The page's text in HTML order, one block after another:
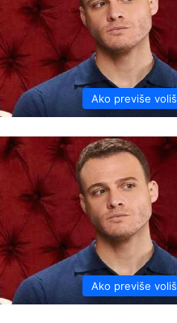
Ako previše voliš
Ako previše voliš